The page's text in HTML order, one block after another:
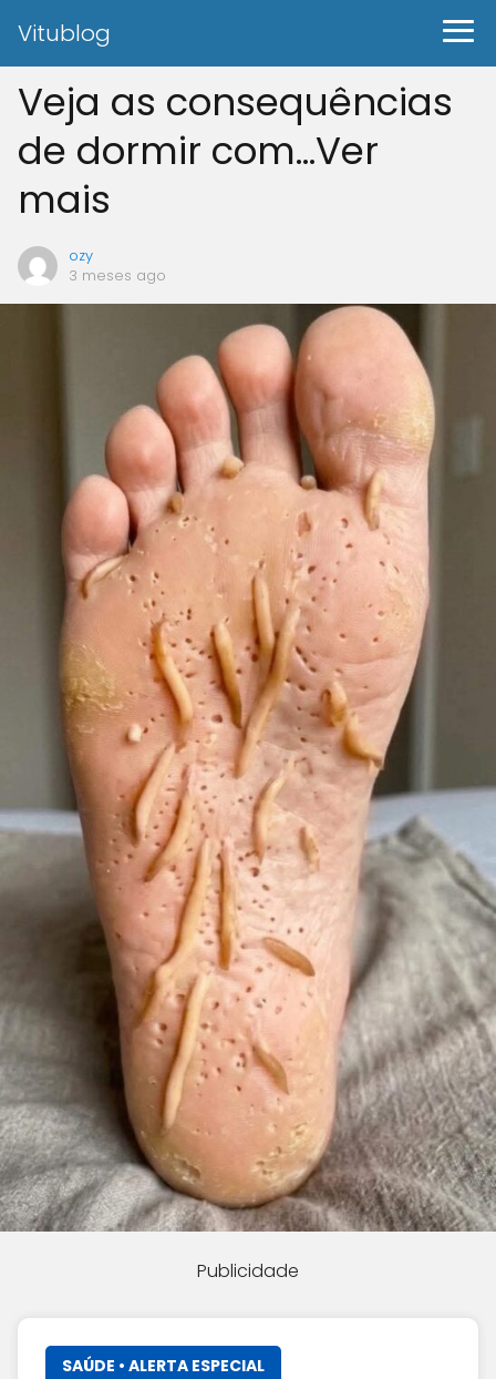
Vitublog
Veja as consequências
de dormir com…Ver
mais
ozy
3 meses ago
Publicidade
SAÚDE • ALERTA ESPECIAL